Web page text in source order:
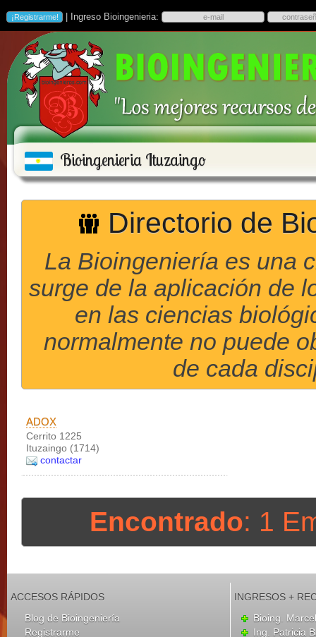
| Ingreso Bioingenieria:
Bioingenieria Ituzaingo
Directorio de
La Bioingeniería es una
surge de la aplicación de
en las ciencias
normalmente no puede
de cada
ADOX
Cerrito 1225
Ituzaingo (1714)
contactar
Encontrado: 1
ACCESOS RÁPIDOS
Blog de Bioingeniería
Registrarme
INGRESOS +
Bioing.
Ing. Patricia